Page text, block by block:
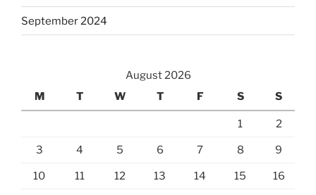
September 2024
August 2026
M
T W T F S S
1 2
3 4 5 6 7 8 9
10 11 12 13 14 15 16